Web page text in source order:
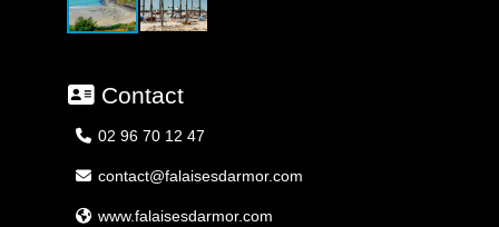
Contact
02 96 70 12 47
contact@falaisesdarmor.com
www.falaisesdarmor.com